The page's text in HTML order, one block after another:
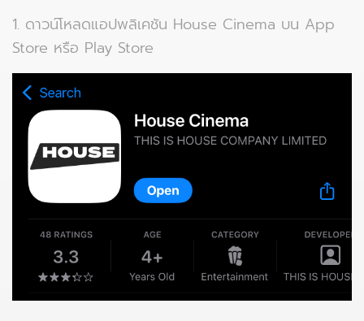
1. ดาวน์โหลดแอปพลิเคชัน House Cinema บน App
Store หรือ Play Store